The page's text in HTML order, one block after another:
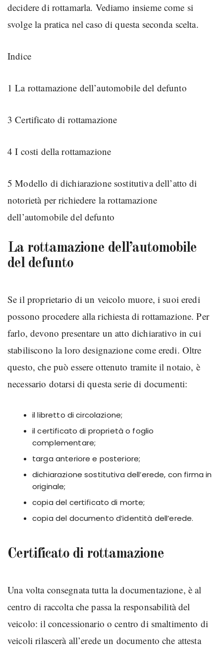
decidere di rottamarla. Vediamo insieme come si
svolge la pratica nel caso di questa seconda scelta.
Indice
1 La rottamazione dell’automobile del defunto
3 Certificato di rottamazione
4 I costi della rottamazione
5 Modello di dichiarazione sostitutiva dell’atto di
notorietà per richiedere la rottamazione
dell’automobile del defunto
La rottamazione dell’automobile
del defunto
Se il proprietario di un veicolo muore, i suoi eredi
possono procedere alla richiesta di rottamazione. Per
farlo, devono presentare un atto dichiarativo in cui
stabiliscono la loro designazione come eredi. Oltre
questo, che può essere ottenuto tramite il notaio, è
necessario dotarsi di questa serie di documenti:
il libretto di circolazione;
il certificato di proprietà o foglio
complementare;
targa anteriore e posteriore;
dichiarazione sostitutiva dell’erede, con firma in
originale;
copia del certificato di morte;
copia del documento d’identità dell’erede.
Certificato di rottamazione
Una volta consegnata tutta la documentazione, è al
centro di raccolta che passa la responsabilità del
veicolo: il concessionario o centro di smaltimento di
veicoli rilascerà all’erede un documento che attesta